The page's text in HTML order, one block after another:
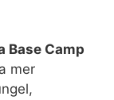
Base Camp
mer